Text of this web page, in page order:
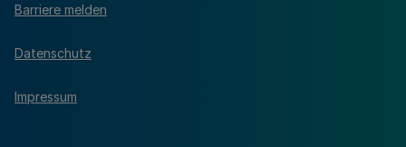
Barriere melden
Datenschutz
Impressum